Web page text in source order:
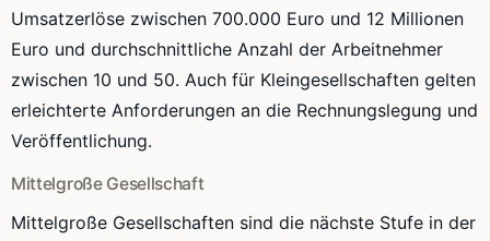
Umsatzerlöse zwischen 700.000 Euro und 12 Millionen
Euro und durchschnittliche Anzahl der Arbeitnehmer
zwischen 10 und 50. Auch für Kleingesellschaften gelten
erleichterte Anforderungen an die Rechnungslegung und
Veröffentlichung.
Mittelgroße Gesellschaft
Mittelgroße Gesellschaften sind die nächste Stufe in der